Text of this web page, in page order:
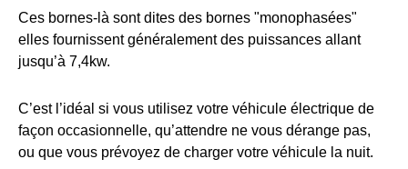
Ces bornes-là sont dites des bornes "monophasées"
elles fournissent généralement des puissances allant
jusqu’à 7,4kw.
C’est l’idéal si vous utilisez votre véhicule électrique de
façon occasionnelle, qu’attendre ne vous dérange pas,
ou que vous prévoyez de charger votre véhicule la nuit.